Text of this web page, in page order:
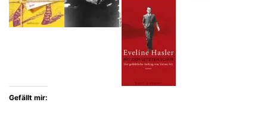
Laurenti
treu
Gefällt mir: